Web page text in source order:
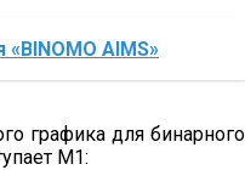
AIMS»
графика для бинарного
М1: